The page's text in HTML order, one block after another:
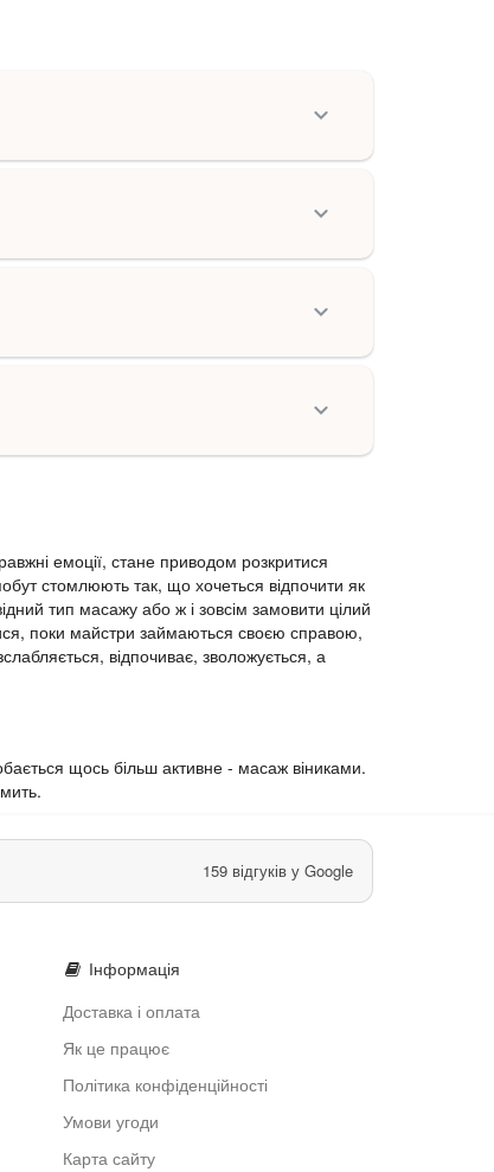
емоції, стане приводом розкритися
стомлюють так, що хочеться відпочити як
тип масажу або ж і зовсім замовити цілий
поки майстри займаються своєю справою,
відпочиває, зволожується, а
щось більш активне - масаж віниками.
159 відгуків у Google
Інформація
Доставка і оплата
Як це працює
Політика конфіденційності
Умови угоди
Карта сайту